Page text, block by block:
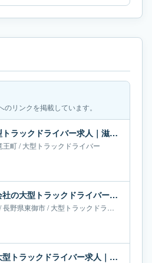
リンクを掲載しています。
司企業株式会社の大型トラックドライバー求人｜滋賀県竜王町｜月給20万-38万円
王町/大型トラックドライバー
アート梱包運輸株式会社の大型トラックドライバー求人｜長野県東御市｜月給37万円
/長野県東御市/大型トラックドライバー
日本運輸株式会社の大型トラックドライバー求人｜群馬県伊勢崎市｜月給67万-68万円